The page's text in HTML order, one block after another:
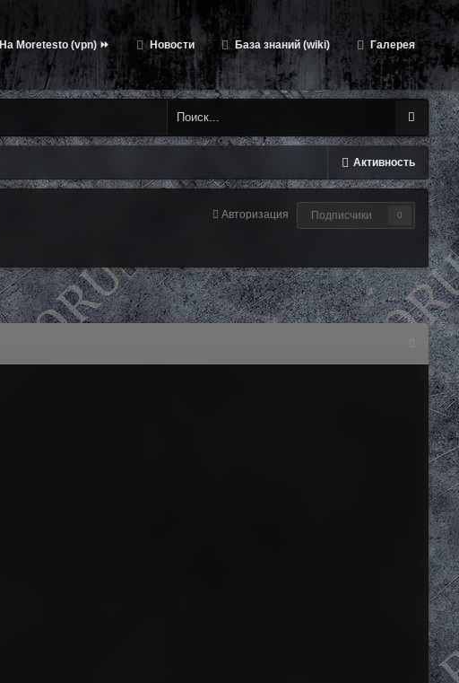
На Moretesto (vpn) ⏩ Новости База знаний (wiki) Галерея
Активность
Авторизация Подписчики 0